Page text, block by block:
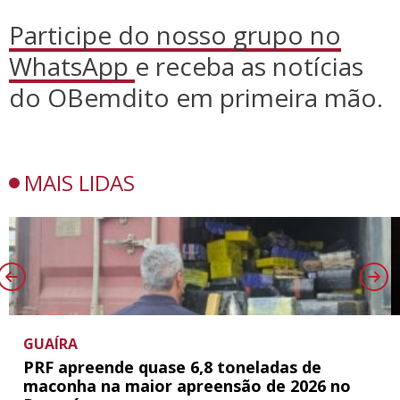
Participe do nosso grupo no
WhatsApp e receba as notícias
do OBemdito em primeira mão.
MAIS LIDAS
GUAÍRA
PRF apreende quase 6,8 toneladas de
maconha na maior apreensão de 2026 no